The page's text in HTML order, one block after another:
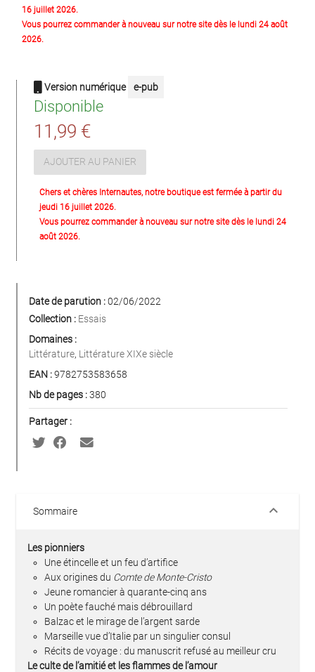
16 juillet 2026.
Vous pourrez commander à nouveau sur notre site dès le lundi 24 août
2026.
Version numérique e-pub
Disponible
11,99 €
AJOUTER AU PANIER
Chers et chères Internautes, notre boutique est fermée à partir du
jeudi 16 juillet 2026.
Vous pourrez commander à nouveau sur notre site dès le lundi 24
août 2026.
Date de parution :02/06/2022
Collection : Essais
Domaines :
Littérature, Littérature XIXe siècle
EAN :9782753583658
Nb de pages :380
Partager :
Sommaire keyboard_arrow_down
Les pionniers
Une étincelle et un feu d’artifice
Aux origines du Comte de Monte-Cristo
Jeune romancier à quarante-cinq ans
Un poète fauché mais débrouillard
Balzac et le mirage de l’argent sarde
Marseille vue d’Italie par un singulier consul
Récits de voyage : du manuscrit refusé au meilleur cru
Le culte de l’amitié et les flammes de l’amour